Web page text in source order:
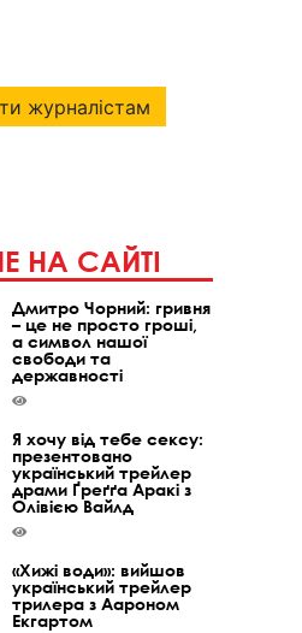
журналістам
НА САЙТІ
Дмитро Чорний: гривня
– це не просто гроші,
а символ нашої
свободи та
державності
Я хочу від тебе сексу:
презентовано
український трейлер
драми Ґреґґа Аракі з
Олівією Вайлд
«Хижі води»: вийшов
український трейлер
трилера з Аароном
Екгартом